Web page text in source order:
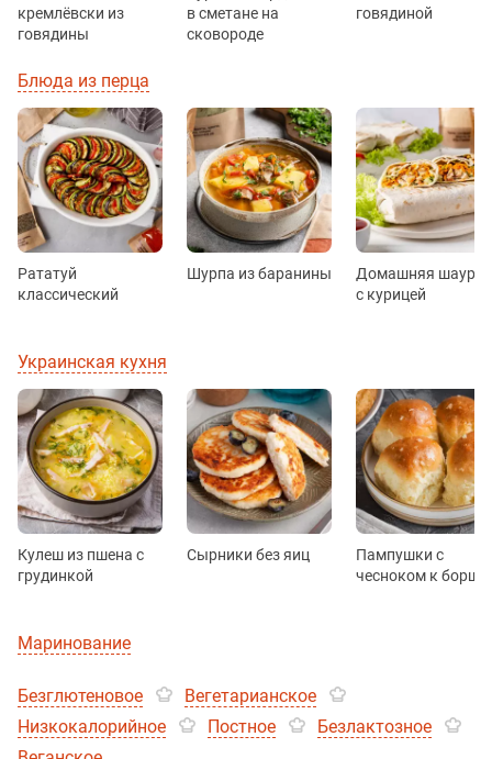
кремлёвски из
говядины
в сметане на
сковороде
говядиной
Блюда из перца
Рататуй
классический
Шурпа из баранины
Домашняя
с курицей
Украинская кухня
Кулеш из пшена с
грудинкой
Сырники без яиц
Пампушки с
чесноком к борщу
Маринование
Безглютеновое
Вегетарианское
Низкокалорийное
Постное
Безлактозное